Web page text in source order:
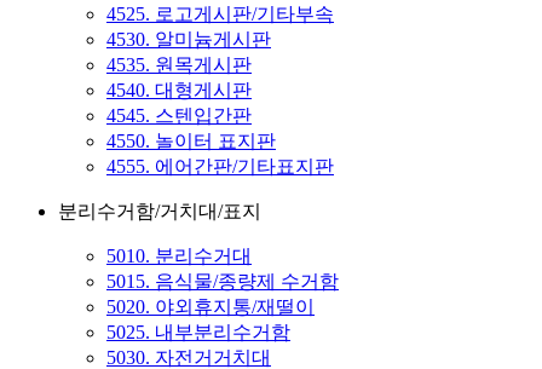
4525. 로고게시판/기타부속
4530. 알미늄게시판
4535. 원목게시판
4540. 대형게시판
4545. 스텐입간판
4550. 놀이터 표지판
4555. 에어간판/기타표지판
분리수거함/거치대/표지
5010. 분리수거대
5015. 음식물/종량제 수거함
5020. 야외휴지통/재떨이
5025. 내부분리수거함
5030. 자전거거치대